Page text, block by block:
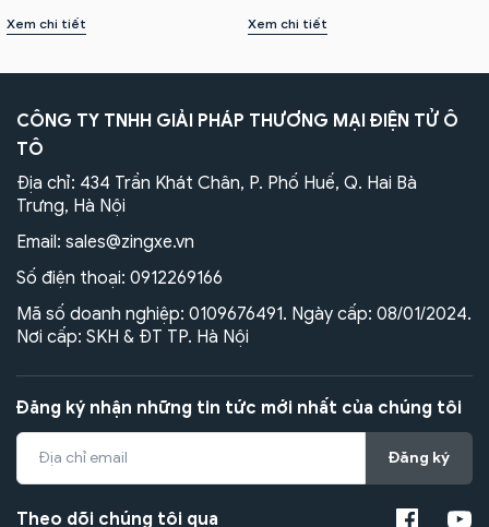
Xem chi tiết Xem chi tiết
CÔNG TY TNHH GIẢI PHÁP THƯƠNG MẠI ĐIỆN TỬ Ô
TÔ
Địa chỉ: 434 Trần Khát Chân, P. Phố Huế, Q. Hai Bà
Trưng, Hà Nội
Email: sales@zingxe.vn
Số điện thoại: 0912269166
Mã số doanh nghiệp: 0109676491. Ngày cấp: 08/01/2024.
Nơi cấp: SKH & ĐT TP. Hà Nội
Đăng ký nhận những tin tức mới nhất của chúng tôi
Đăng ký
Theo dõi chúng tôi qua